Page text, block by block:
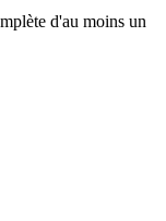
d'au moins un